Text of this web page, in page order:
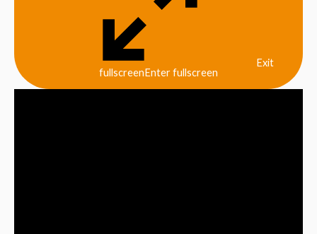
Exit
fullscreenEnter fullscreen